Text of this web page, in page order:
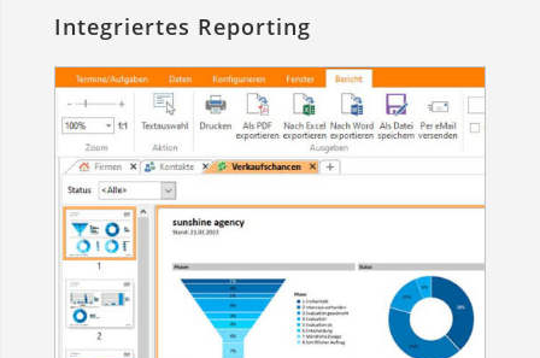
Integriertes Reporting